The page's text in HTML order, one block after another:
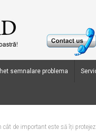
semnalare problema
cât de important este să îți